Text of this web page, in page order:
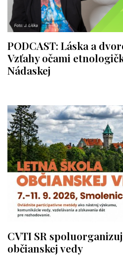
PODCAST: Láska a
Vzťahy očami
Nádaskej
CVTI SR
občianskej vedy